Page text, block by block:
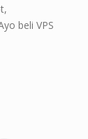
beli VPS